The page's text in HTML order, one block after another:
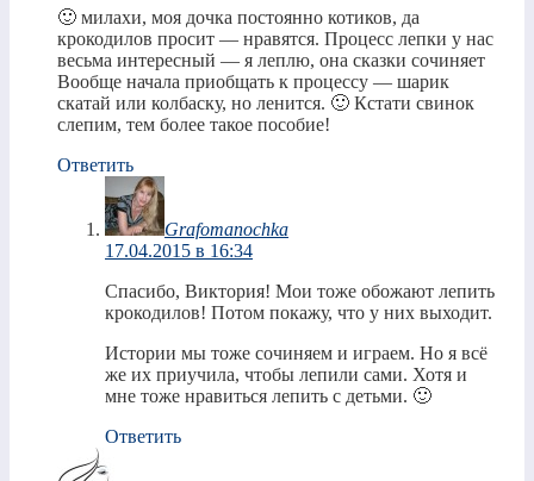
🙂 милахи, моя дочка постоянно котиков, да
крокодилов просит — нравятся. Процесс лепки у нас
весьма интересный — я леплю, она сказки сочиняет
Вообще начала приобщать к процессу — шарик
скатай или колбаску, но ленится. 🙂 Кстати свинок
слепим, тем более такое пособие!
Ответить
Grafomanochka
17.04.2015 в 16:34
Спасибо, Виктория! Мои тоже обожают лепить
крокодилов! Потом покажу, что у них выходит.
Истории мы тоже сочиняем и играем. Но я всё
же их приучила, чтобы лепили сами. Хотя и
мне тоже нравиться лепить с детьми. 🙂
Ответить